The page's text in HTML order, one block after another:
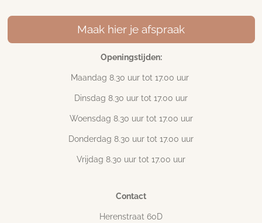
Maak hier je afspraak
Openingstijden:
Maandag 8.30 uur tot 17.00 uur
Dinsdag 8.30 uur tot 17.00 uur
Woensdag 8.30 uur tot 17.00 uur
Donderdag 8.30 uur tot 17.00 uur
Vrijdag 8.30 uur tot 17.00 uur
Contact
Herenstraat 60D